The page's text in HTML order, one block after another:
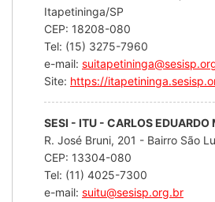
Itapetininga/SP
CEP: 18208-080
Tel: (15) 3275-7960
e-mail:
Site: https://
SESI - ITU - CARLOS EDUARDO
R. José Bruni, 201 - Bairro São
CEP: 13304-080
Tel: (11) 4025-7300
e-mail: suitu@sesisp.org.br